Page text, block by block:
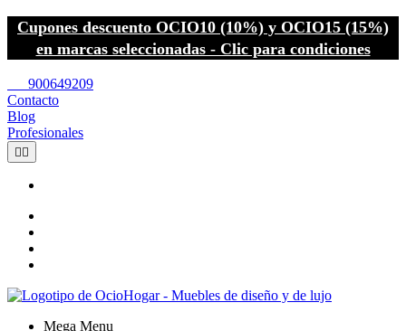
Cupones descuento OCIO10 (10%) y OCIO15 (15%)
en marcas seleccionadas - Clic para condiciones
900649209
Contacto
Blog
Profesionales
 
Mega Menu